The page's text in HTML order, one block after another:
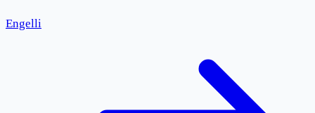
Engelli